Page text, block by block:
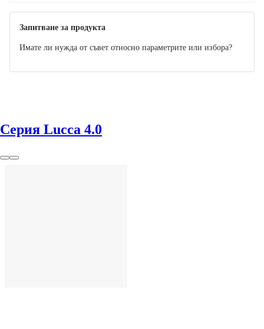
Запитване за продукта
Имате ли нужда от съвет относно параметрите или избора?
Серия Lucca 4.0